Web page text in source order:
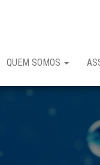
QUEM SOMOS